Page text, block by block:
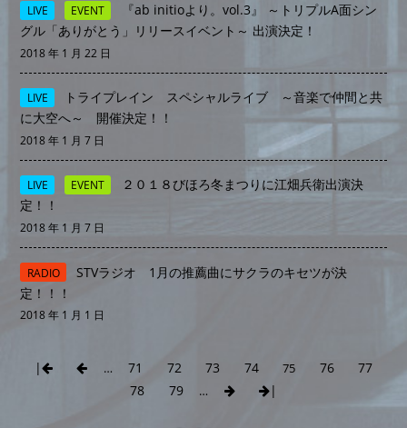
LIVE EVENT
『ab initioより。vol.3』 ～トリプルA面シン
グル「ありがとう」リリースイベント～ 出演決定！
2018 年 1 月 22 日
LIVE
トライプレイン スペシャルライブ ～音楽で仲間と共
に大空へ～ 開催決定！！
2018 年 1 月 7 日
LIVE EVENT
２０１８びほろ冬まつりに江畑兵衛出演決
定！！
2018 年 1 月 7 日
RADIO
STVラジオ 1月の推薦曲にサクラのキセツが決
定！！！
2018 年 1 月 1 日
| … 71 72 73 74 75 76
77
78
79 … |